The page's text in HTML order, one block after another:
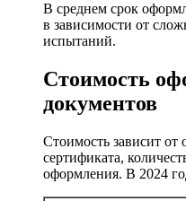
В среднем срок
в зависимости от
испытаний.
Стоимость
документов
Стоимость зависит
сертификата,
оформления. В 2024